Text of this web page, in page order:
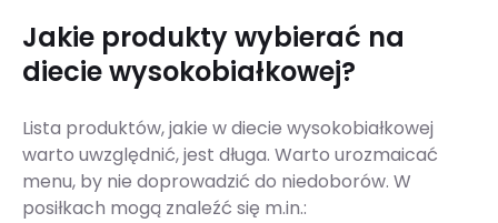
Jakie produkty wybierać na
diecie wysokobiałkowej?
Lista produktów, jakie w diecie wysokobiałkowej
warto uwzględnić, jest długa. Warto urozmaicać
menu, by nie doprowadzić do niedoborów. W
posiłkach mogą znaleźć się m.in.: